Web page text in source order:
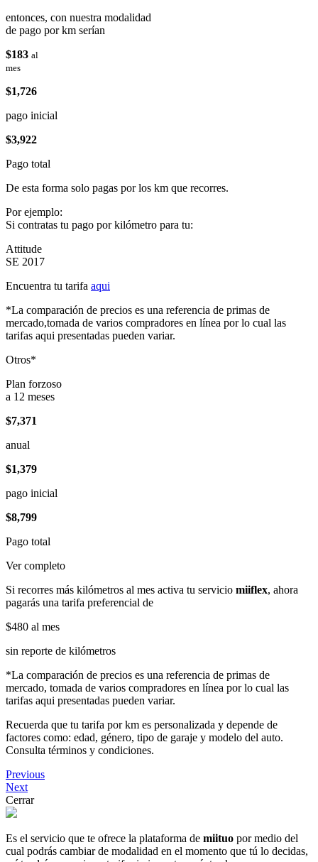
entonces, con nuestra modalidad
de pago por km serían
$183 al
mes
$1,726
pago inicial
$3,922
Pago total
De esta forma solo pagas por los km que recorres.
Por ejemplo:
Si contratas tu pago por kilómetro para tu:
Attitude
SE 2017
Encuentra tu tarifa aqui
*La comparación de precios es una referencia de primas de
mercado,tomada de varios compradores en línea por lo cual las
tarifas aqui presentadas pueden variar.
Otros*
Plan forzoso
a 12 meses
$7,371
anual
$1,379
pago inicial
$8,799
Pago total
Ver completo
Si recorres más kilómetros al mes activa tu servicio miiflex, ahora
pagarás una tarifa preferencial de
$480 al mes
sin reporte de kilómetros
*La comparación de precios es una referencia de primas de
mercado, tomada de varios compradores en línea por lo cual las
tarifas aqui presentadas pueden variar.
Recuerda que tu tarifa por km es personalizada y depende de
factores como: edad, género, tipo de garaje y modelo del auto.
Consulta términos y condiciones.
Previous
Next
Cerrar
Es el servicio que te ofrece la plataforma de miituo por medio del
cual podrás cambiar de modalidad en el momento que tú lo decidas,